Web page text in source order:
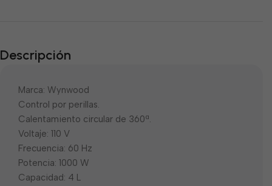
Descripción
Marca: Wynwood
Control por perillas.
Calentamiento circular de 360ª.
Voltaje: 110 V
Frecuencia: 60 Hz
Potencia: 1000 W
Capacidad: 4 L